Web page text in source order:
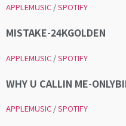
APPLEMUSIC /SPOTIFY
MISTAKE-24KGOLDEN
APPLEMUSIC /SPOTIFY
WHY U CALLIN ME-
APPLEMUSIC /SPOTIFY